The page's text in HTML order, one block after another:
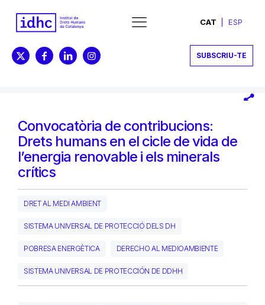
CAT ESP
SUBSCRIU-TE
Convocatòria de contribucions:
Drets humans en el cicle de vida de
l’energia renovable i els minerals
crítics
DRET AL MEDI AMBIENT
SISTEMA UNIVERSAL DE PROTECCIÓ DELS DH
POBRESA ENERGÈTICA DERECHO AL MEDIOAMBIENTE
SISTEMA UNIVERSAL DE PROTECCIÓN DE DDHH